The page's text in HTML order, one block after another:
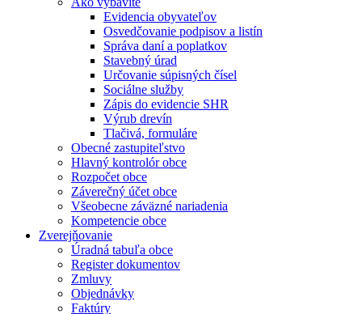
Evidencia obyvateľov
Osvedčovanie podpisov a listín
Správa daní a poplatkov
Stavebný úrad
Určovanie súpisných čísel
Sociálne služby
Zápis do evidencie SHR
Výrub drevín
Tlačivá, formuláre
Obecné zastupiteľstvo
Hlavný kontrolór obce
Rozpočet obce
Záverečný účet obce
Všeobecne záväzné nariadenia
Kompetencie obce
Zverejňovanie
Úradná tabuľa obce
Register dokumentov
Zmluvy
Objednávky
Faktúry